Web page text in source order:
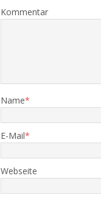
Kommentar
Name*
E-Mail*
Webseite